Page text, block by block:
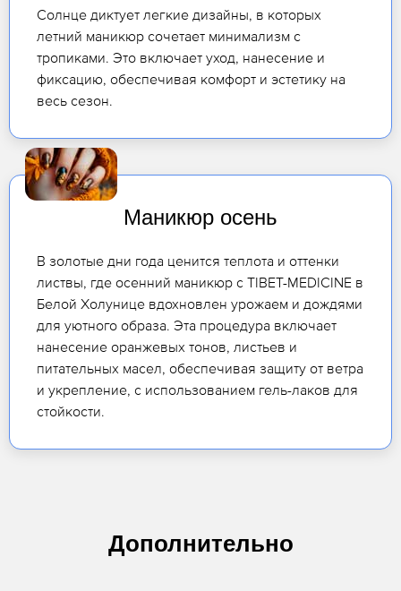
Солнце диктует легкие дизайны, в которых
летний маникюр сочетает минимализм с
тропиками. Это включает уход, нанесение и
фиксацию, обеспечивая комфорт и эстетику на
весь сезон.
Маникюр осень
В золотые дни года ценится теплота и оттенки
листвы, где осенний маникюр с TIBET-MEDICINE в
Белой Холунице вдохновлен урожаем и дождями
для уютного образа. Эта процедура включает
нанесение оранжевых тонов, листьев и
питательных масел, обеспечивая защиту от ветра
и укрепление, с использованием гель-лаков для
стойкости.
Дополнительно